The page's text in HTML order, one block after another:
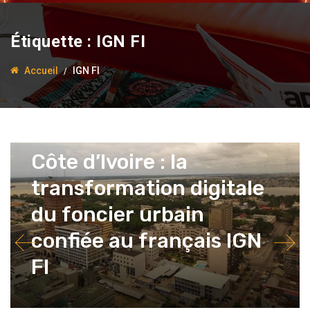
Étiquette : IGN FI
Accueil IGN FI
Côte d’Ivoire : la
transformation digitale
du foncier urbain
confiée au français IGN
FI